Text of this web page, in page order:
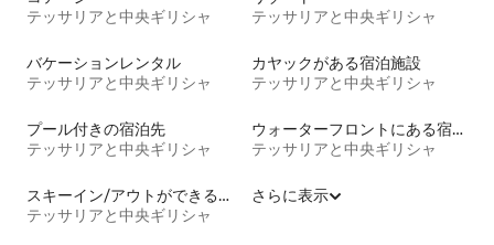
テッサリアと中央ギリシャ
テッサリアと中央ギリシャ
バケーションレンタル
テッサリアと中央ギリシャ
カヤックがある宿泊施設
テッサリアと中央ギリシャ
プール付きの宿泊先
テッサリアと中央ギリシャ
ウォーターフロントにある宿泊施設
テッサリアと中央ギリシャ
スキーイン/アウトができる宿泊先
テッサリアと中央ギリシャ
さらに表示